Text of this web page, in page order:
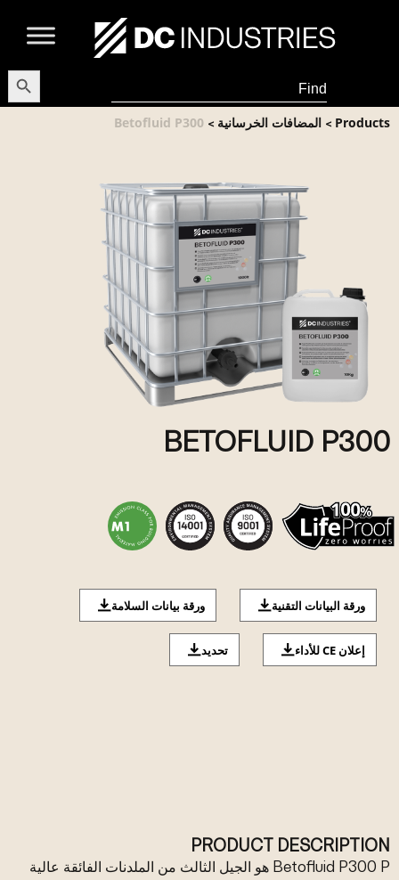
Search
for:
Button
Products
> المضافات الخرسانية>
Betofluid P300
BETOFLUID P300
ورقة البيانات التقنية ورقة بيانات السلامة
إعلان CE للأداء تحديد
PRODUCT DESCRIPTION
Betofluid P300 P هو الجيل الثالث من الملدنات الفائقة عالية